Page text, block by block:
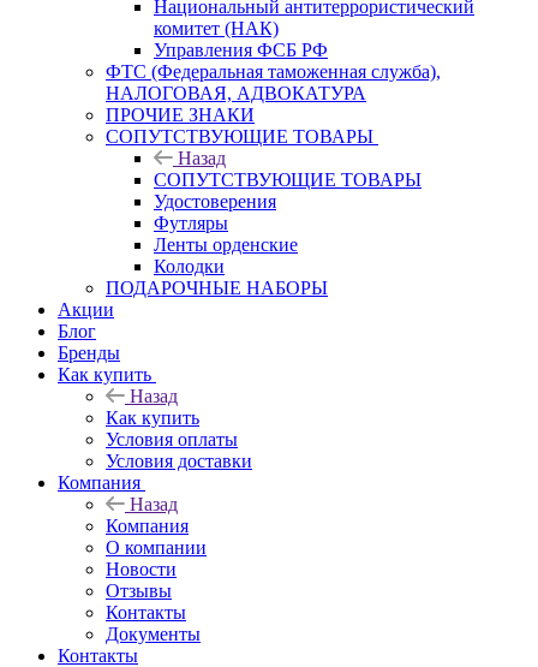
Национальный антитеррористический
комитет (НАК)
Управления ФСБ РФ
ФТС (Федеральная таможенная служба),
НАЛОГОВАЯ, АДВОКАТУРА
ПРОЧИЕ ЗНАКИ
СОПУТСТВУЮЩИЕ ТОВАРЫ
Назад
СОПУТСТВУЮЩИЕ ТОВАРЫ
Удостоверения
Футляры
Ленты орденские
Колодки
ПОДАРОЧНЫЕ НАБОРЫ
Акции
Блог
Бренды
Как купить
Назад
Как купить
Условия оплаты
Условия доставки
Компания
Назад
Компания
О компании
Новости
Отзывы
Контакты
Документы
Контакты